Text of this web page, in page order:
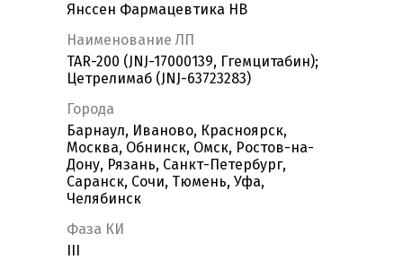
Янссен Фармацевтика НВ
Наименование ЛП
TAR-200 (JNJ-17000139, Ггемцитабин);
Цетрелимаб (JNJ-63723283)
Города
Барнаул, Иваново, Красноярск,
Москва, Обнинск, Омск, Ростов-на-
Дону, Рязань, Санкт-Петербург,
Саранск, Сочи, Тюмень, Уфа,
Челябинск
Фаза КИ